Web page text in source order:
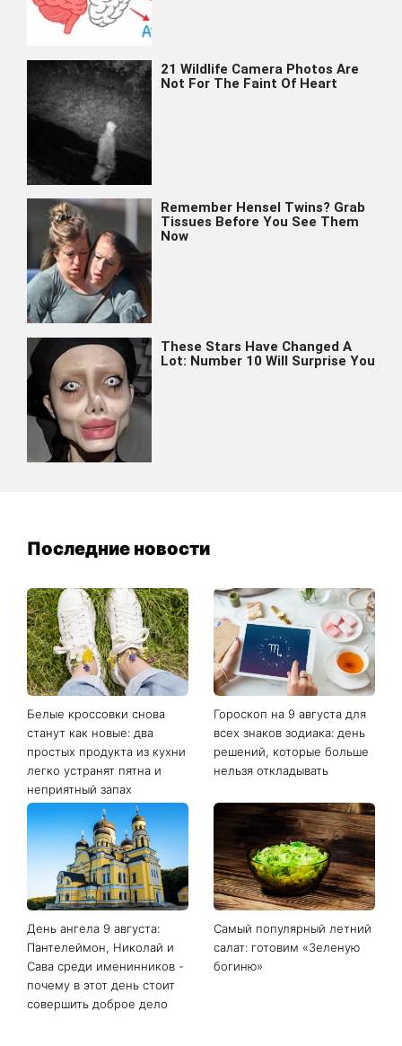
Последние новости
Белые кроссовки снова
станут как новые: два
простых продукта из кухни
легко устранят пятна и
неприятный запах
Гороскоп на 9 августа для
всех знаков зодиака: день
решений, которые больше
нельзя откладывать
День ангела 9 августа:
Пантелеймон, Николай и
Сава среди именинников -
почему в этот день стоит
совершить доброе дело
Самый популярный летний
салат: готовим «Зеленую
богиню»